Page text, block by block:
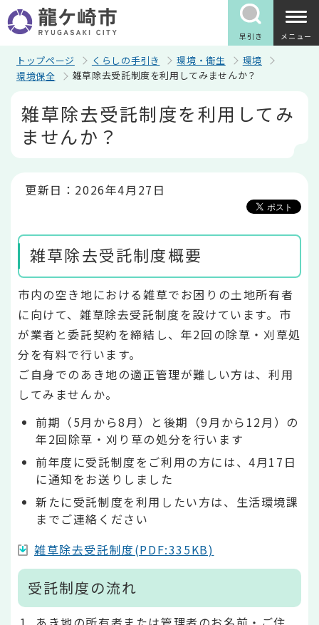
の
ペ
早引き メニュー
トップページ くらしの手引き 環境・衛生
環境
環境保全
雑草除去受託制度を利用してみませんか？
雑草除去受託制度を利用してみ
ませんか？
更新日：2026年4月27日
雑草除去受託制度概要
市内の空き地における雑草でお困りの土地所有者
に向けて、雑草除去受託制度を設けています。市
が業者と委託契約を締結し、年2回の除草・刈草処
分を有料で行います。
ご自身でのあき地の適正管理が難しい方は、利用
してみませんか。
前期（5月から8月）と後期（9月から12月）の
年2回除草・刈り草の処分を行います
前年度に受託制度をご利用の方には、4月17日
に通知をお送りしました
新たに受託制度を利用したい方は、生活環境課
までご連絡ください
雑草除去受託制度(PDF:335KB)
受託制度の流れ